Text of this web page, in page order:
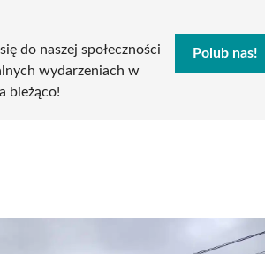
do naszej społeczności
wydarzeniach w
bieżąco!
Polub nas!